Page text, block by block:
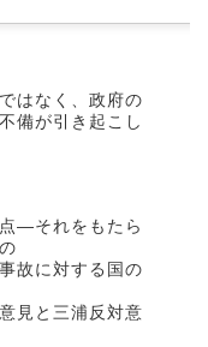
はなく、政府の
備が引き起こし
―それをもたら
故に対する国の
見と三浦反対意